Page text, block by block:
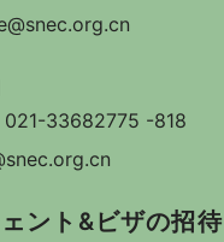
021-33682775 -818
ント&ビザの招待